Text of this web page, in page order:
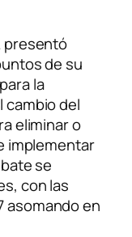
presentó
de su
la
cambio del
eliminar o
implementar
se
con las
asomando en